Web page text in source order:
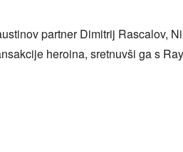
partner Dimitrij Rascalov,
heroina, sretnuvši ga s